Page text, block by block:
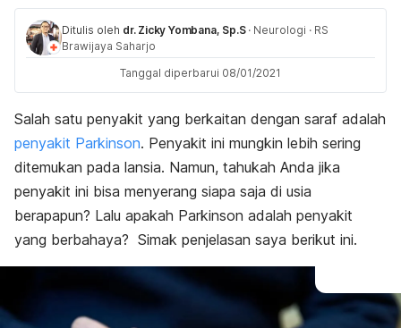
Ditulis oleh dr. Zicky Yombana, Sp.S · Neurologi · RS
Brawijaya Saharjo
Tanggal diperbarui 08/01/2021
Salah satu penyakit yang berkaitan dengan saraf adalah
penyakit Parkinson. Penyakit ini mungkin lebih sering
ditemukan pada lansia. Namun, tahukah Anda jika
penyakit ini bisa menyerang siapa saja di usia
berapapun? Lalu apakah Parkinson adalah penyakit
yang berbahaya? Simak penjelasan saya berikut ini.